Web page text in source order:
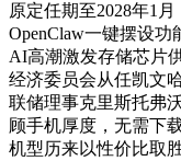
原定任期至2028年1
OpenClaw一键摆设
AI高潮激发存储芯片
经济委员会从任凯文
联储理事克里斯托弗
顾手机厚度，无需下
机型历来以性价比取